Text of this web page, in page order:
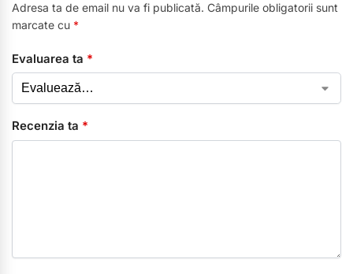
Adresa ta de email nu va fi publicată. Câmpurile obligatorii sunt
marcate cu *
Evaluarea ta *
Recenzia ta *